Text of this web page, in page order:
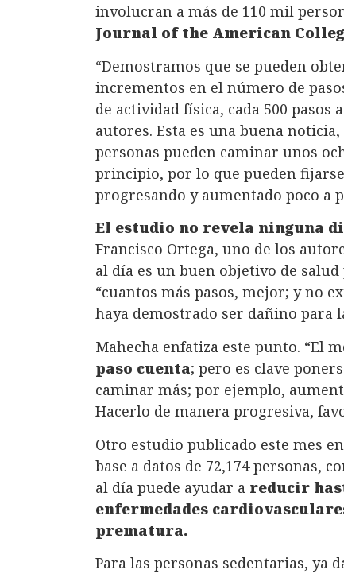
involucran a más de 110 mil
Journal of the American
“Demostramos que se pueden
incrementos en el número de
de actividad física, cada 500
autores. Esta es una buena
personas pueden caminar unos
principio, por lo que pueden
progresando y aumentado poco a
El estudio no revela ninguna
Francisco Ortega, uno de los
al día es un buen objetivo de
“cuantos más pasos, mejor; y no
haya demostrado ser dañino para
Mahecha enfatiza este punto. “El
paso cuenta; pero es clave
caminar más; por ejemplo,
Hacerlo de manera progresiva,
Otro estudio publicado este mes
base a datos de 72,174 personas,
al día puede ayudar a reducir
enfermedades
prematura.
Para las personas sedentarias, ya